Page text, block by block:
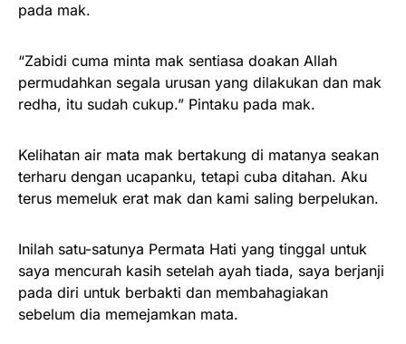
pada mak.
“Zabidi cuma minta mak sentiasa doakan Allah
permudahkan segala urusan yang dilakukan dan mak
redha, itu sudah cukup.” Pintaku pada mak.
Kelihatan air mata mak bertakung di matanya seakan
terharu dengan ucapanku, tetapi cuba ditahan. Aku
terus memeluk erat mak dan kami saling berpelukan.
Inilah satu-satunya Permata Hati yang tinggal untuk
saya mencurah kasih setelah ayah tiada, saya berjanji
pada diri untuk berbakti dan membahagiakan
sebelum dia memejamkan mata.